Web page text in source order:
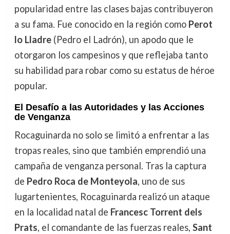
popularidad entre las clases bajas contribuyeron
a su fama. Fue conocido en la región como Perot
lo Lladre(Pedro el Ladrón), un apodo que le
otorgaron los campesinos y que reflejaba tanto
su habilidad para robar como su estatus de héroe
popular.
El Desafío a las Autoridades y las Acciones
de Venganza
Rocaguinarda no solo se limitó a enfrentar a las
tropas reales, sino que también emprendió una
campaña de venganza personal. Tras la captura
de Pedro Roca de Monteyola, uno de sus
lugartenientes, Rocaguinarda realizó un ataque
en la localidad natal de Francesc Torrent dels
Prats, el comandante de las fuerzas reales, Sant